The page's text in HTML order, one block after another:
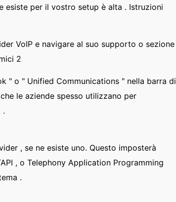
esiste per il vostro setup è alta . Istruzioni
VoIP e navigare al suo supporto o sezione
2
" o " Unified Communications " nella barra di
le aziende spesso utilizzano per
.
, se ne esiste uno. Questo imposterà
, o Telephony Application Programming
.